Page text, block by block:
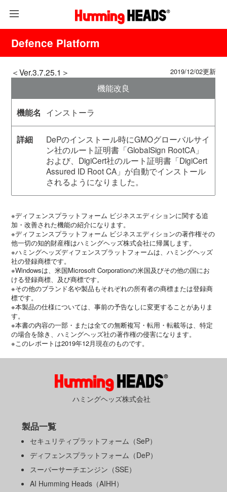
Defence Platform
＜Ver.3.7.25.1＞ 2019/12/02更新
機能改良
インストーラ
DePのインストール時にGMOグローバルサイ
ン社のルート証明書「GlobalSign RootCA」
および、DigiCert社のルート証明書「DigiCert
Assured ID Root CA」が自動でインストール
されるようになりました。
※ディフェンスプラットフォーム ビジネスエディションに関する追
加・改善された機能の紹介になります。
※ディフェンスプラットフォーム ビジネスエディションの著作権その
他一切の知的財産権はハミングヘッズ株式会社に帰属します。
※ハミングヘッズディフェンスプラットフォームは、ハミングヘッズ
社の登録商標です。
※Windowsは、米国Microsoft Corporationの米国及びその他の国にお
ける登録商標、及び商標です。
※その他のブランド名や製品もそれぞれの所有者の商標または登録商
標です。
※本製品の仕様については、事前の予告なしに変更することがありま
す。
※本書の内容の一部・または全ての無断複写・転用・転載等は、特定
の場合を除き、ハミングヘッズ社の著作権の侵害になります。
※このレポートは2019年12月現在のものです。
ハミングヘッズ株式会社
製品一覧
セキュリティプラットフォーム（SeP）
ディフェンスプラットフォーム（DeP）
スーパーサーチエンジン（SSE）
AI Humming Heads（AIHH）